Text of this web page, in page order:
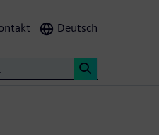
Deutsch